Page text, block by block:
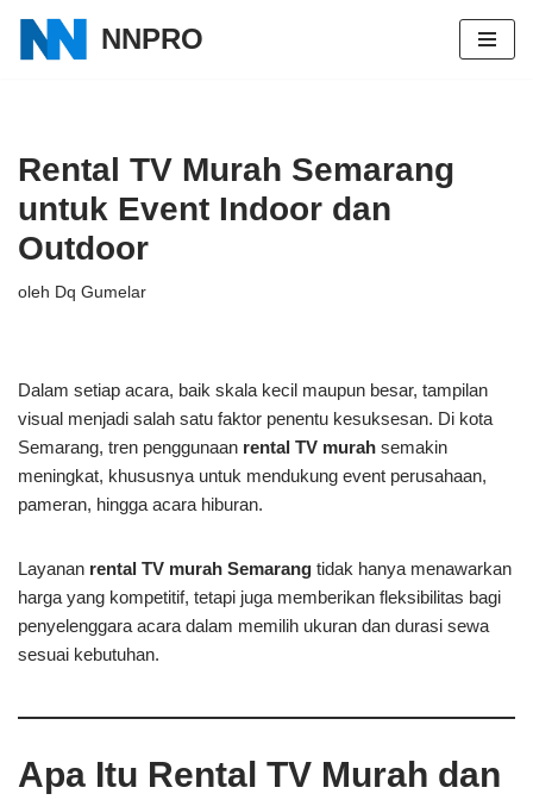
Lompat
NNPRO
Rental TV Murah Semarang
untuk Event Indoor dan
Outdoor
oleh Dq Gumelar
Dalam setiap acara, baik skala kecil maupun besar, tampilan
visual menjadi salah satu faktor penentu kesuksesan. Di kota
Semarang, tren penggunaan rental TV murah semakin
meningkat, khususnya untuk mendukung event perusahaan,
pameran, hingga acara hiburan.
Layanan rental TV murah Semarang tidak hanya menawarkan
harga yang kompetitif, tetapi juga memberikan fleksibilitas bagi
penyelenggara acara dalam memilih ukuran dan durasi sewa
sesuai kebutuhan.
Apa Itu Rental TV Murah dan